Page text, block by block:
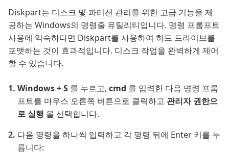
Diskpart는 디스크 및 파티션 관리를 위한 고급 기능을 제
공하는 Windows의 명령줄 유틸리티입니다. 명령 프롬프트
사용에 익숙하다면 Diskpart를 사용하여 하드 드라이브를
포맷하는 것이 효과적입니다. 디스크 작업을 완벽하게 제어
할 수 있습니다.
Windows + S 를 누르고, cmd 를 입력한 다음 명령 프롬
프트를 마우스 오른쪽 버튼으로 클릭하고 관리자 권한으
로 실행 을 선택합니다.
다음 명령을 하나씩 입력하고 각 명령 뒤에 Enter 키를 누
릅니다: